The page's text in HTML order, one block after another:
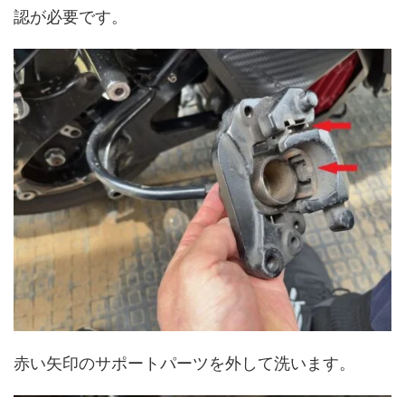
認が必要です。
赤い矢印のサポートパーツを外して洗います。